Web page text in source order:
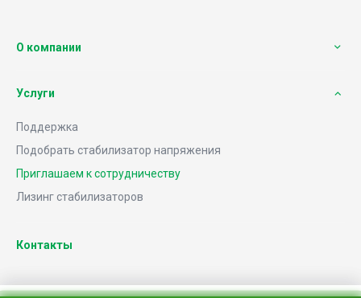
О компании
Услуги
Поддержка
Подобрать стабилизатор напряжения
Приглашаем к сотрудничеству
Лизинг стабилизаторов
Контакты